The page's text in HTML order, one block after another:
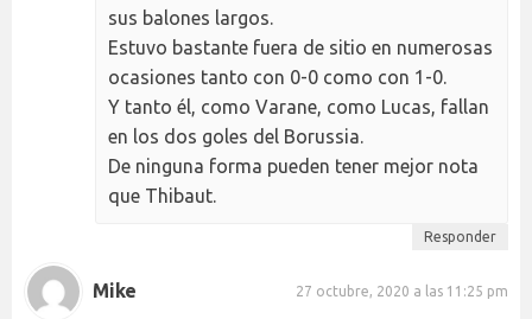
sus balones largos.
Estuvo bastante fuera de sitio en numerosas
ocasiones tanto con 0-0 como con 1-0.
Y tanto él, como Varane, como Lucas, fallan
en los dos goles del Borussia.
De ninguna forma pueden tener mejor nota
que Thibaut.
Responder
Mike 27 octubre, 2020 a las 11:25 pm